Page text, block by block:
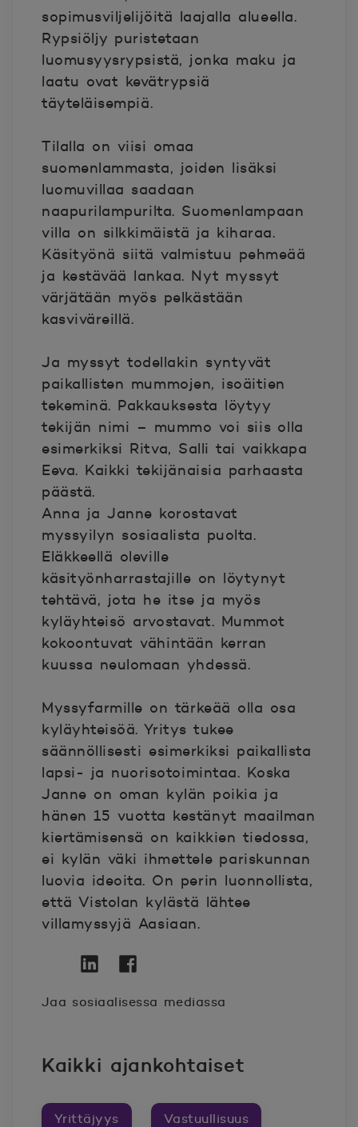
sopimusviljelijöitä laajalla alueella.
Rypsiöljy puristetaan
luomusyysrypsistä, jonka maku ja
laatu ovat kevätrypsiä
täyteläisempiä.
Tilalla on viisi omaa
suomenlammasta, joiden lisäksi
luomuvillaa saadaan
naapurilampurilta. Suomenlampaan
villa on silkkimäistä ja kiharaa.
Käsityönä siitä valmistuu pehmeää
ja kestävää lankaa. Nyt myssyt
värjätään myös pelkästään
kasviväreillä.
Ja myssyt todellakin syntyvät
paikallisten mummojen, isoäitien
tekeminä. Pakkauksesta löytyy
tekijän nimi – mummo voi siis olla
esimerkiksi Ritva, Salli tai vaikkapa
Eeva. Kaikki tekijänaisia parhaasta
päästä.
Anna ja Janne korostavat
myssyilyn sosiaalista puolta.
Eläkkeellä oleville
käsityönharrastajille on löytynyt
tehtävä, jota he itse ja myös
kyläyhteisö arvostavat. Mummot
kokoontuvat vähintään kerran
kuussa neulomaan yhdessä.
Myssyfarmille on tärkeää olla osa
kyläyhteisöä. Yritys tukee
säännöllisesti esimerkiksi paikallista
lapsi- ja nuorisotoimintaa. Koska
Janne on oman kylän poikia ja
hänen 15 vuotta kestänyt maailman
kiertämisensä on kaikkien tiedossa,
ei kylän väki ihmettele pariskunnan
luovia ideoita. On perin luonnollista,
että Vistolan kylästä lähtee
villamyssyjä Aasiaan.
Jaa sosiaalisessa mediassa
Kaikki ajankohtaiset
Yrittäjyys Vastuullisuus